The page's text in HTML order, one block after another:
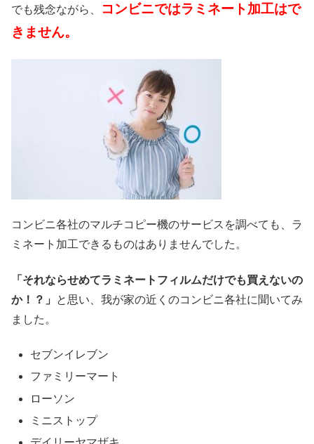
でも残念ながら、
コンビニではラミネート加工はで
きません。
コンビニ各社のマルチコピー機のサービスを調べても、ラ
ミネート加工できるものはありませんでした。
「それならせめてラミネートフィルムだけでも買えないの
か！？」
と思い、我が家の近くのコンビニ各社に聞いてみ
ました。
セブンイレブン
ファミリーマート
ローソン
ミニストップ